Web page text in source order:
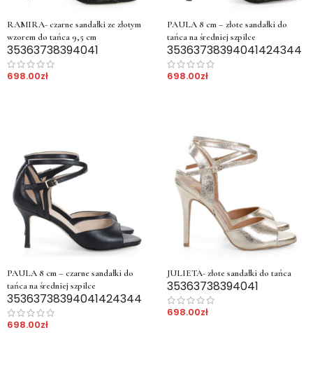
RAMIRA- czarne sandałki ze złotym
wzorem do tańca 9,5 cm
35363738394041
698.00zł
PAULA 8 cm – złote sandałki do
tańca na średniej szpilce
35363738394041424344
698.00zł
PAULA 8 cm – czarne sandałki do
tańca na średniej szpilce
35363738394041424344
698.00zł
JULIETA- złote sandałki do tańca
35363738394041
698.00zł